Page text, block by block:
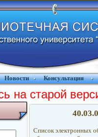
Новости Консультация
на старой
Список электронных